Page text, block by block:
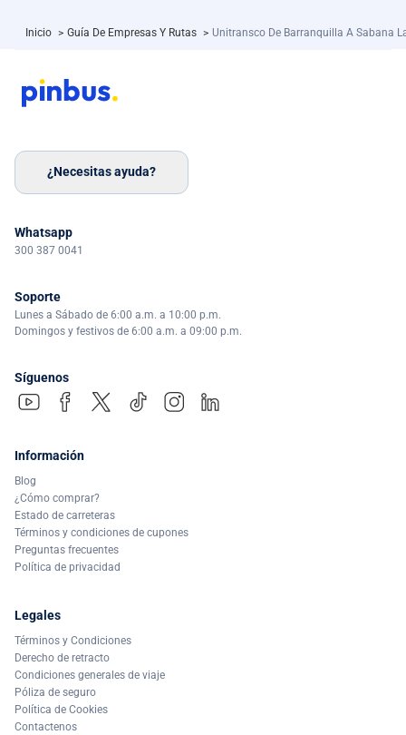
Inicio > Guía De Empresas Y Rutas > Unitransco De Barranquilla A Sabana
¿Necesitas ayuda?
Whatsapp
300 387 0041
Soporte
Lunes a Sábado de 6:00 a.m. a 10:00 p.m.
Domingos y festivos de 6:00 a.m. a 09:00 p.m.
Síguenos
Información
Blog
¿Cómo comprar?
Estado de carreteras
Términos y condiciones de cupones
Preguntas frecuentes
Política de privacidad
Legales
Términos y Condiciones
Derecho de retracto
Condiciones generales de viaje
Póliza de seguro
Política de Cookies
Contactenos